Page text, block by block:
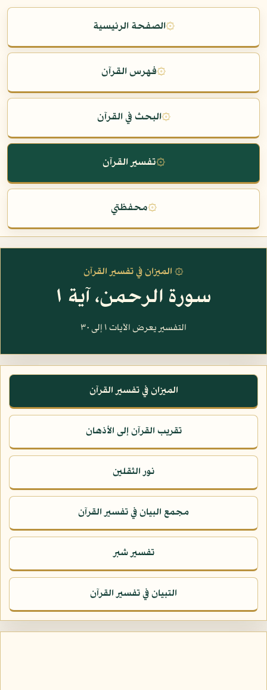
۞الصفحة الرئيسية
۞فهرس القرآن
۞البحث في القرآن
۞تفسير القرآن
۞محفظتي
۞ الميزان في تفسير القرآن
سورة الرحمن، آية ١
التفسير يعرض الآيات ١ إلى ٣٠
الميزان في تفسير القرآن
تقريب القرآن إلى الأذهان
نور الثقلين
مجمع البيان في تفسير القرآن
تفسير شبر
التبيان في تفسير القرآن